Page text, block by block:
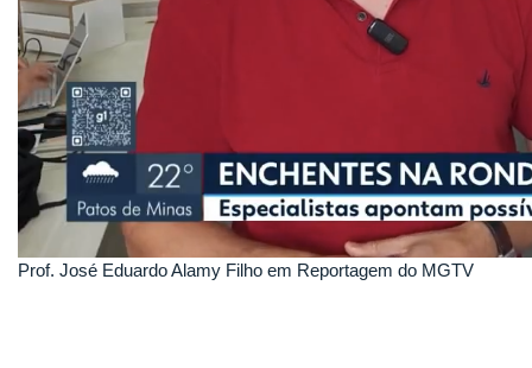
Prof. José Eduardo Alamy Filho em Reportagem do MGTV